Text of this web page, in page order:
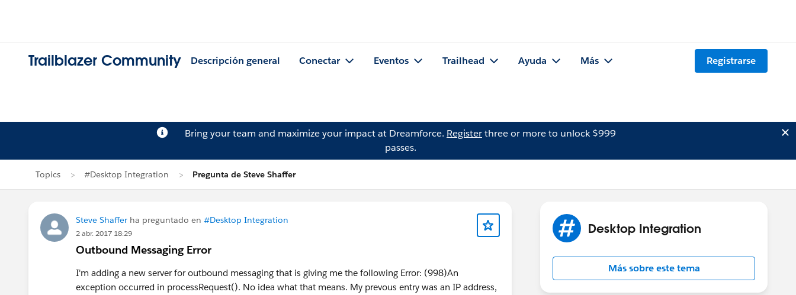
Trailblazer Community Descripción general Conectar Eventos Trailhead Ayuda Más Registrarse
Bring your team and maximize your impact at Dreamforce. Registerthree or more to unlock $999
passes.
Topics #Desktop Integration Pregunta de Steve Shaffer
Steve Shaffer ha preguntado en #Desktop Integration
2 abr. 2017 18:29
Outbound Messaging Error
I'm adding a new server for outbound messaging that is giving me the following Error: (998)An
exception occurred in processRequest(). No idea what that means. My prevous entry was an IP address,
Desktop Integration
Más sobre este tema